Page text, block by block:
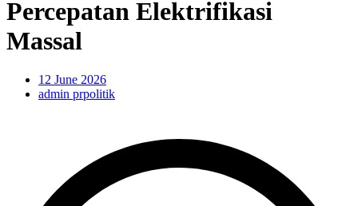
Percepatan Elektrifikasi
Massal
12 June 2026
admin prpolitik